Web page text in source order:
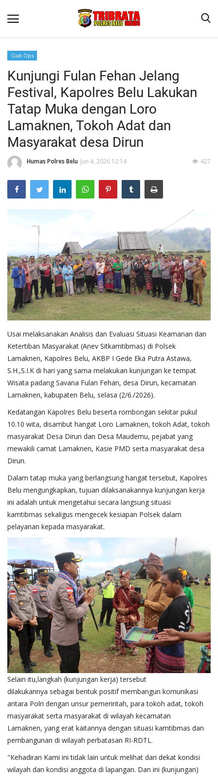
Beranda
Terms & Conditions
Reskrim
Binkam
Lantas
Polisi Kita
Mitra Polisi
Giat Ops
Giat Ops
Kunjungi Fulan Fehan Jelang
Festival, Kapolres Belu Lakukan
Tatap Muka dengan Loro
Lamaknen, Tokoh Adat dan
Masyarakat desa Dirun
Humas Polres Belu Jun 4, 2026 12:14 427
Usai melaksanakan Analisis dan Evaluasi Situasi Keamanan dan
Ketertiban Masyarakat (Anev Sitkamtibmas) di Polsek
Lamaknen, Kapolres Belu, AKBP I Gede Eka Putra Astawa,
S.H.,S.I.K di hari yang sama melakukan kunjungan ke tempat
Wisata padang Savana Fulan Fehan, desa Dirun, kecamatan
Lamaknen, kabupaten Belu, selasa (2/6./2026).
Kedatangan Kapolres Belu beserta rombongan sekitar pukul
10.10 wita, disambut hangat Loro Lamaknen, tokoh Adat, tokoh
masyarakat Desa Dirun dan Desa Maudemu, pejabat yang
mewakili camat Lamaknen, Kasie PMD serta masyarakat desa
Dirun.
Dalam tatap muka yang berlangsung hangat tersebut, Kapolres
Belu mengungkapkan, tujuan dilaksanakannya kunjungan kerja
ini adalah untuk mengetahui secara langsung situasi
kamtibmas sekaligus mengecek kesiapan Polsek dalam
pelayanan kepada masyarakat.
Selain itu,langkah (kunjungan kerja) tersebut
dilakukannya sebagai bentuk positif membangun komunikasi
antara Polri dengan unsur pemerintah, para tokoh adat, tokoh
masyarakat serta masyarakat di wilayah kecamatan
Lamaknen, yang erat kaitannya dengan situasi kamtibmas dan
pembangunan di wilayah perbatasan RI-RDTL.
"Kehadiran Kami ini tidak lain untuk melihat dari dekat kondisi
wilayah dan kondisi anggota di lapangan. Dan ini (kunjungan)